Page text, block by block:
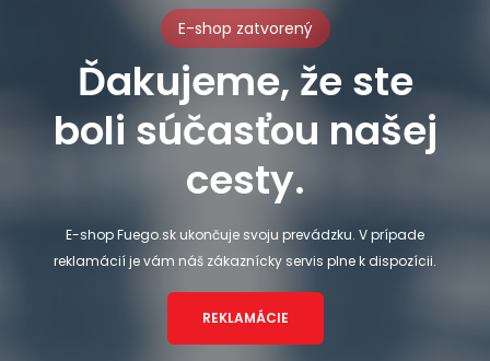
E-shop zatvorený
Ďakujeme, že ste
boli súčasťou našej
cesty.
E-shop Fuego.sk ukončuje svoju prevádzku. V prípade
reklamácií je vám náš zákaznícky servis plne k dispozícii.
REKLAMÁCIE